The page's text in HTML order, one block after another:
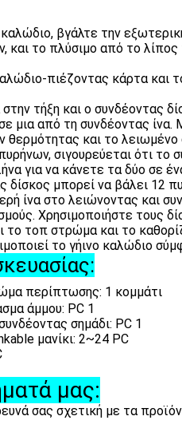
βγάλτε την
και το πλύσιμο από το
πιέζοντας κάρτα και
στην τήξη και ο συνδέοντας
μια από τη συνδέοντας ίνα.
και το λειωμένο
σιγουρεύεται ότι το
για να κάνετε τα δύο σε
δίσκος μπορεί να βάλει 12
ίνα στο λειώνοντας και
Χρησιμοποιήστε τους
το τοπ στρώμα και το
το γήινο καλώδιο
περίπτωσης: 1 κομμάτι
άμμου: PC 1
σημάδι: PC 1
μανίκι: 2~24 PC
μας:
σας σχετική με τα